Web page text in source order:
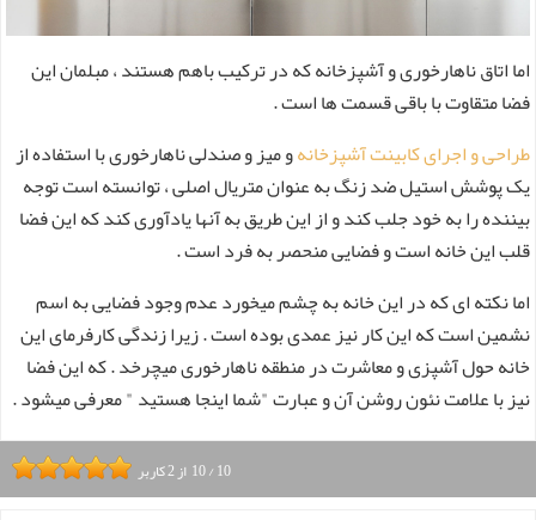
اما اتاق ناهارخوری و آشپزخانه که در ترکیب باهم هستند ، مبلمان این
فضا متقاوت با باقی قسمت ها است .
طراحی و اجرای کابینت آشپزخانهو میز و صندلی ناهارخوری با استفاده از
یک پوشش استیل ضد زنگ به عنوان متریال اصلی ، توانسته است توجه
بیننده را به خود جلب کند و از این طریق به آنها یادآوری کند که این فضا
قلب این خانه است و فضایی منحصر به فرد است .
اما نکته ای که در این خانه به چشم میخورد عدم وجود فضایی به اسم
نشمین است که این کار نیز عمدی بوده است . زیرا زندگی کارفرمای این
خانه حول آشپزی و معاشرت در منطقه ناهارخوری میچرخد . که این فضا
نیز با علامت نئون روشن آن و عبارت "شما اینجا هستید " معرفی میشود .
10/10 از2کاربر